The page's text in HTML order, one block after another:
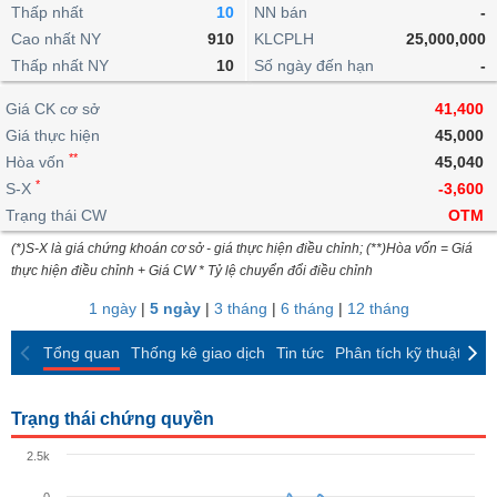
lỗ
dịch
nội
Niên
giám
Tài
liệu
cổ
Định
giá
ngoài
doanh
Top
cổ
phiếu
ngành
giao
dịch
dịch
Chứng
quyền
quan
Thống
giao
dịch
Thống
giao
dịch
Tin
tức
Phân
tích
kỹ
thuật
trực
tuyến
Bộ
lọc
cổ
So
sánh
Báo
cáo
Vĩ
mô
lai
Chứng
quyền
Trái
phiếu
IR
Awards
tạo
Dịch
vụ
Thấp nhất
10
Cao nhất NY
910
Thấp nhất NY
10
NN bán
-
KLCPLH
25,000,000
Số ngày đến hạn
-
Giá CK cơ sở
41,400
Giá thực hiện
45,000
Hòa vốn **
45,040
S-X *
-3,600
Trạng thái CW
OTM
(*)S-X là giá chứng khoán cơ sở - giá thực hiện điều chỉnh; (**)Hòa vốn = Giá
thực hiện điều chỉnh + Giá CW * Tỷ lệ chuyển đổi điều chỉnh
1 ngày| 5 ngày| 3 tháng | 6 tháng | 12 tháng
Tổng quan Thống kê giao dịch Tin tức Phân tích kỹ thuật
Trạng thái chứng quyền
2.5k
BẤT
ĐỘNG
SẢN
TÀI
CHÍNH
HÀNG
KINH
GIỚI